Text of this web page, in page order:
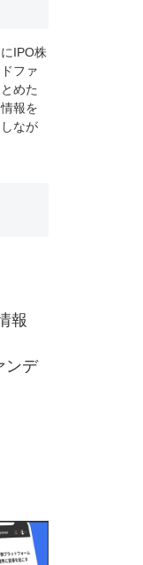
IPO株
ファ
めた
報を
なが
報
ンデ